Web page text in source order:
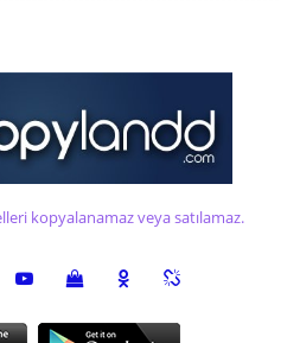
kopyalanamaz veya satılamaz.